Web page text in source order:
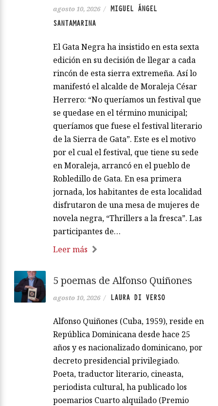
agosto 10, 2026 / MIGUEL ÁNGEL
SANTAMARINA
El Gata Negra ha insistido en esta sexta
edición en su decisión de llegar a cada
rincón de esta sierra extremeña. Así lo
manifestó el alcalde de Moraleja César
Herrero: “No queríamos un festival que
se quedase en el término municipal;
queríamos que fuese el festival literario
de la Sierra de Gata”. Este es el motivo
por el cual el festival, que tiene su sede
en Moraleja, arrancó en el pueblo de
Robledillo de Gata. En esa primera
jornada, los habitantes de esta localidad
disfrutaron de una mesa de mujeres de
novela negra, “Thrillers a la fresca”. Las
participantes de…
Leer más
5 poemas de Alfonso Quiñones
agosto 10, 2026 / LAURA DI VERSO
Alfonso Quiñones (Cuba, 1959), reside en
República Dominicana desde hace 25
años y es nacionalizado dominicano, por
decreto presidencial privilegiado.
Poeta, traductor literario, cineasta,
periodista cultural, ha publicado los
poemarios Cuarto alquilado (Premio